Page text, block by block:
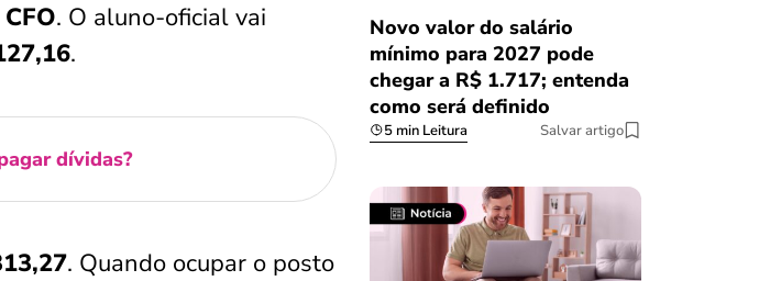
. O aluno-oficial vai
.
dívidas?
. Quando ocupar o posto
Novo valor do salário
mínimo para 2027 pode
chegar a R$ 1.717; entenda
como será definido
5 min Leitura Salvar artigo